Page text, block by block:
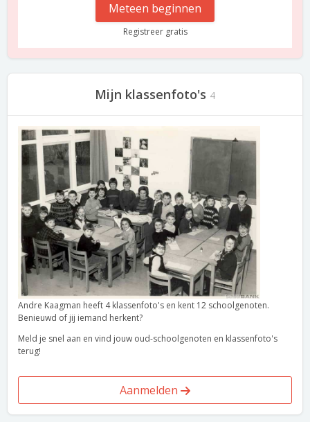
Meteen beginnen
Registreer gratis
Mijn klassenfoto's 4
Andre Kaagman heeft 4 klassenfoto's en kent 12 schoolgenoten.
Benieuwd of jij iemand herkent?
Meld je snel aan en vind jouw oud-schoolgenoten en klassenfoto's
terug!
Aanmelden